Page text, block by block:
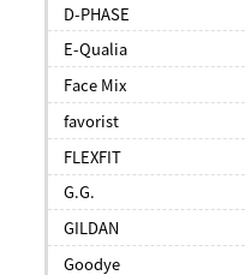
D-PHASE
E-Qualia
Face Mix
favorist
FLEXFIT
G.G.
GILDAN
Goodye